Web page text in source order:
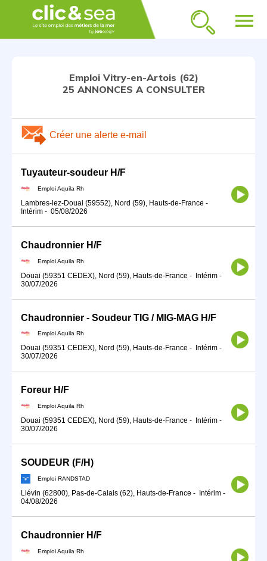
menu
Emploi Vitry-en-Artois (62)
25 ANNONCES A CONSULTER
Créer une alerte e-mail
Tuyauteur-soudeur H/F
Emploi Aquila Rh
Lambres-lez-Douai (59552), Nord (59), Hauts-de-France -
Intérim - 05/08/2026
Chaudronnier H/F
Emploi Aquila Rh
Douai (59351 CEDEX), Nord (59), Hauts-de-France - Intérim -
30/07/2026
Chaudronnier - Soudeur TIG / MIG-MAG H/F
Emploi Aquila Rh
Douai (59351 CEDEX), Nord (59), Hauts-de-France - Intérim -
30/07/2026
Foreur H/F
Emploi Aquila Rh
Douai (59351 CEDEX), Nord (59), Hauts-de-France - Intérim -
30/07/2026
SOUDEUR (F/H)
Emploi RANDSTAD
Liévin (62800), Pas-de-Calais (62), Hauts-de-France - Intérim -
04/08/2026
Chaudronnier H/F
Emploi Aquila Rh